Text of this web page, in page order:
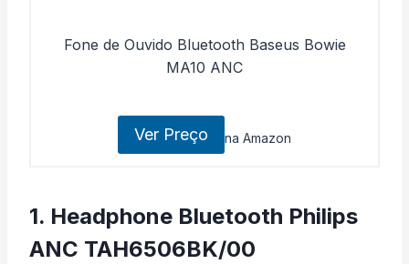
Fone de Ouvido Bluetooth Baseus Bowie
MA10 ANC
Ver Preço na Amazon
1. Headphone Bluetooth Philips
ANC TAH6506BK/00